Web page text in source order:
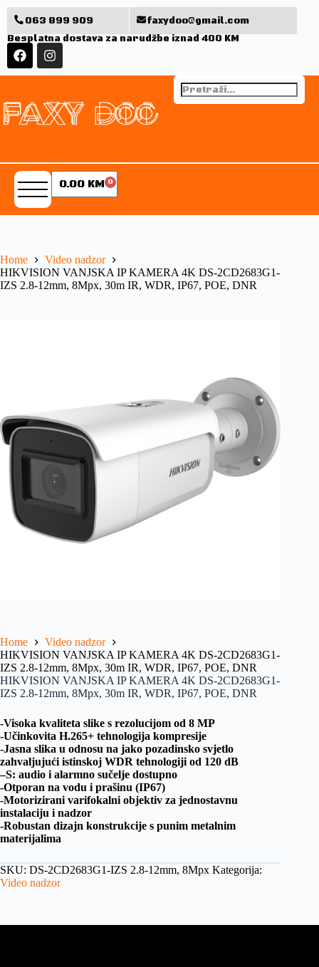
063 899 909
faxydoo@gmail.com
Besplatna dostava za narudžbe iznad 400 KM
0.00 KM 0
Home
Video nadzor
HIKVISION VANJSKA IP KAMERA 4K DS-2CD2683G1-
IZS 2.8-12mm, 8Mpx, 30m IR, WDR, IP67, POE, DNR
Home
Video nadzor
HIKVISION VANJSKA IP KAMERA 4K DS-2CD2683G1-
IZS 2.8-12mm, 8Mpx, 30m IR, WDR, IP67, POE, DNR
HIKVISION VANJSKA IP KAMERA 4K DS-2CD2683G1-
IZS 2.8-12mm, 8Mpx, 30m IR, WDR, IP67, POE, DNR
-Visoka kvaliteta slike s rezolucijom od 8 MP
-Učinkovita H.265+ tehnologija kompresije
-Jasna slika u odnosu na jako pozadinsko svjetlo
zahvaljujući istinskoj WDR tehnologiji od 120 dB
–S: audio i alarmno sučelje dostupno
-Otporan na vodu i prašinu (IP67)
-Motorizirani varifokalni objektiv za jednostavnu
instalaciju i nadzor
-Robustan dizajn konstrukcije s punim metalnim
materijalima
SKU: DS-2CD2683G1-IZS 2.8-12mm, 8Mpx Kategorija:
Video nadzor